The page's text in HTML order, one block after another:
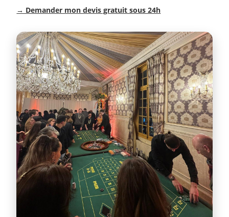
→ Demander mon devis gratuit sous 24h